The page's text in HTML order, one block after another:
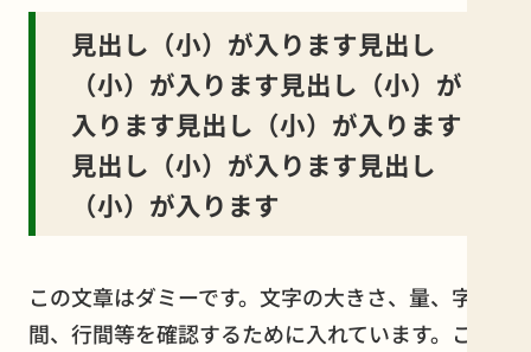
見出し（小）が入ります見出し
（小）が入ります見出し（小）が
入ります見出し（小）が入ります
見出し（小）が入ります見出し
（小）が入ります
この文章はダミーです。文字の大きさ、量、字
間、行間等を確認するために入れています。この